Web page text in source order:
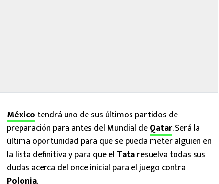
México tendrá uno de sus últimos partidos de
preparación para antes del Mundial deQatar. Será la
última oportunidad para que se pueda meter alguien en
la lista definitiva y para que el Tataresuelva todas sus
dudas acerca del once inicial para el juego contra
Polonia.